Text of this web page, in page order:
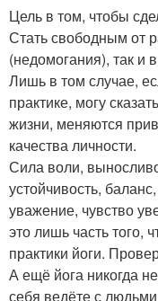
Цель в том, чтобы
Стать свободным от
(недомогания), так и
Лишь в том случае,
практике, могу
жизни, меняются
качества личности.
Сила воли,
устойчивость,
уважение, чувство
это лишь часть того,
практики йоги.
А ещё йога никогда
себя ведёте с